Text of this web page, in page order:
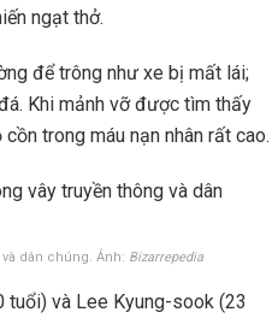
ngạt thở.
để trông như xe bị mất lái;
Khi mảnh vỡ được tìm thấy
trong máu nạn nhân rất cao.
dân chúng. Ảnh: Bizarrepedia
tuổi) và Lee Kyung-sook (23